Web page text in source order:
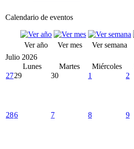
Calendario de eventos
Ver año Ver mes Ver semana
Julio 2026
Lunes
Martes Miércoles
2729 30 1 2
286 7 8 9